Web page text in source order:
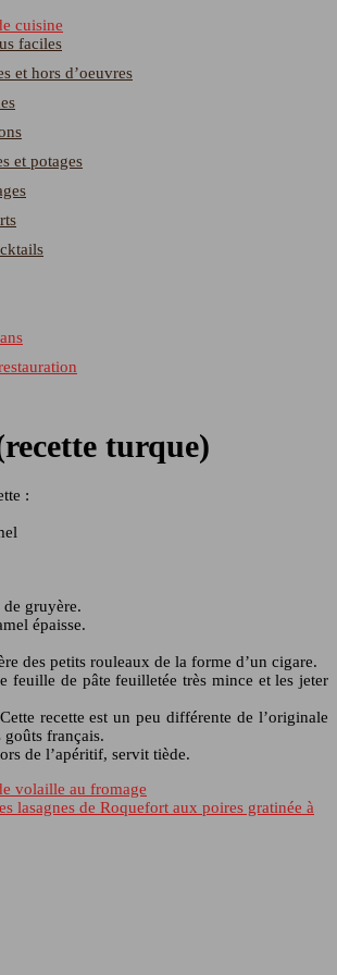
cuisine
faciles
et hors d’oeuvres
et potages
turque)
:
gruyère.
épaisse.
des petits rouleaux de la forme d’un cigare.
feuille de pâte feuilletée très mince et les jeter
recette est un peu différente de l’originale
goûts français.
de l’apéritif, servit tiède.
volaille au fromage
lasagnes de Roquefort aux poires gratinée à